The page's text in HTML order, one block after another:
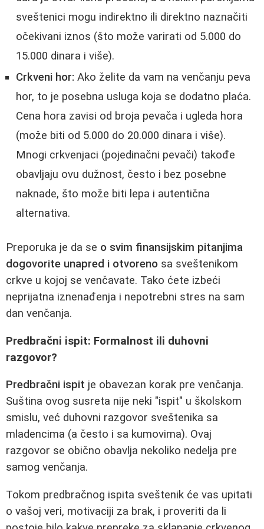
sveštenici mogu indirektno ili direktno naznačiti
očekivani iznos (što može varirati od 5.000 do
15.000 dinara i više).
Crkveni hor: Ako želite da vam na venčanju peva
hor, to je posebna usluga koja se dodatno plaća.
Cena hora zavisi od broja pevača i ugleda hora
(može biti od 5.000 do 20.000 dinara i više).
Mnogi crkvenjaci (pojedinačni pevači) takođe
obavljaju ovu dužnost, često i bez posebne
naknade, što može biti lepa i autentična
alternativa.
Preporuka je da se o svim finansijskim pitanjima
dogovorite unapred i otvoreno sa sveštenikom
crkve u kojoj se venčavate. Tako ćete izbeći
neprijatna iznenađenja i nepotrebni stres na sam
dan venčanja.
Predbračni ispit: Formalnost ili duhovni
razgovor?
Predbračni ispit je obavezan korak pre venčanja.
Suština ovog susreta nije neki "ispit" u školskom
smislu, već duhovni razgovor sveštenika sa
mladencima (a često i sa kumovima). Ovaj
razgovor se obično obavlja nekoliko nedelja pre
samog venčanja.
Tokom predbračnog ispita sveštenik će vas upitati
o vašoj veri, motivaciji za brak, i proveriti da li